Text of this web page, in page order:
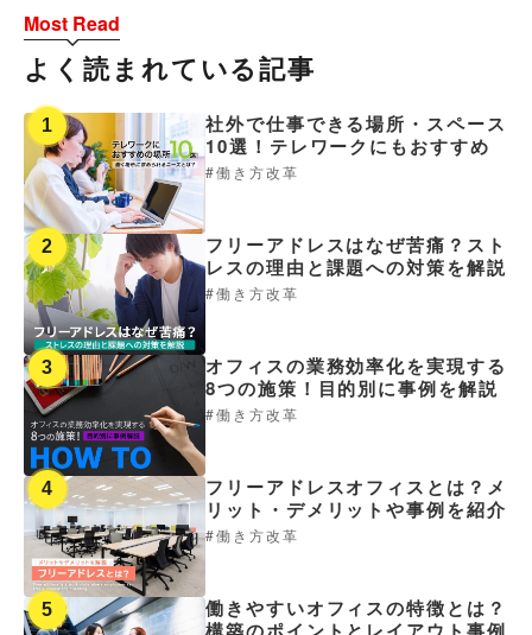
Most Read
よく読まれている記事
1
社外で仕事できる場所・スペース
10選！テレワークにもおすすめ
働き方改革
2
フリーアドレスはなぜ苦痛？スト
レスの理由と課題への対策を解説
働き方改革
3
オフィスの業務効率化を実現する
8つの施策！目的別に事例を解説
働き方改革
4
フリーアドレスオフィスとは？メ
リット・デメリットや事例を紹介
働き方改革
5
働きやすいオフィスの特徴とは？
予算の相談、見積依頼など
お気軽にご相談ください！